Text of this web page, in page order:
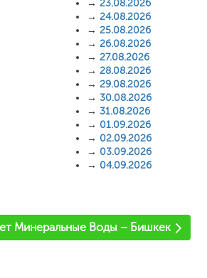
→ 23.08.2026
→ 24.08.2026
→ 25.08.2026
→ 26.08.2026
→ 27.08.2026
→ 28.08.2026
→ 29.08.2026
→ 30.08.2026
→ 31.08.2026
→ 01.09.2026
→ 02.09.2026
→ 03.09.2026
→ 04.09.2026
Минеральные Воды – Бишкек